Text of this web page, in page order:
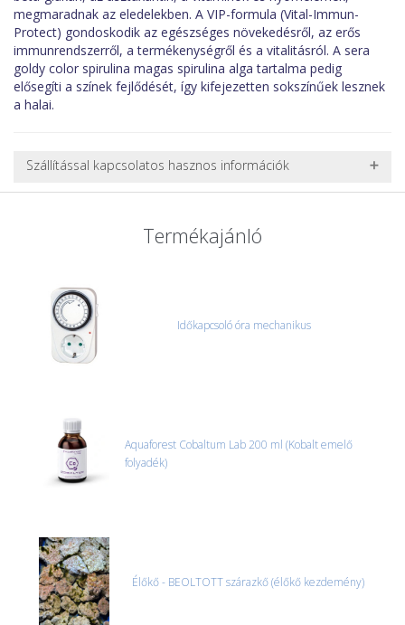
megmaradnak az eledelekben. A VIP-formula (Vital-Immun-
Protect) gondoskodik az egészséges növekedésről, az erős
immunrendszerről, a termékenységről és a vitalitásról. A sera
goldy color spirulina magas spirulina alga tartalma pedig
elősegíti a színek fejlődését, így kifejezetten sokszínűek lesznek
a halai.
Szállítással kapcsolatos hasznos információk
van lehetőség, ezért nagy vagy nehéz termékeknél (pl. nagy
akváriumok, bútorok, stb.) egyedi szállítási ajánlatot adunk.
vagy saját teherautóval oldjuk meg. Minden rendelés egyedi,
úgyhogy előre egyeztetni kell mindenképpen.
CSOMAG ÁTVÉTELE
Amennyiben a csomag átvételekor sérülést, folyadékot vagy
és azonnal eljutott hozzánk az információ.
Termékajánló
Időkapcsoló óra mechanikus
Aquaforest Cobaltum Lab 200 ml (Kobalt emelő
folyadék)
Élőkő - BEOLTOTT szárazkő (élőkő kezdemény)